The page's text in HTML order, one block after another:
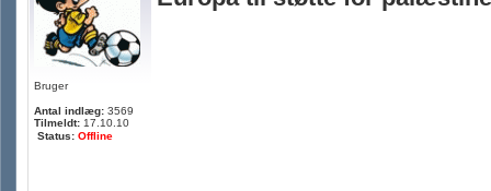
Bruger
Antal indlæg: 3569
Tilmeldt: 17.10.10
Status: Offline